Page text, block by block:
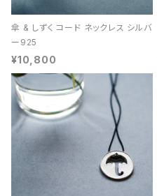
傘 & しずく コード ネックレス シルバ
ー925
¥10,800